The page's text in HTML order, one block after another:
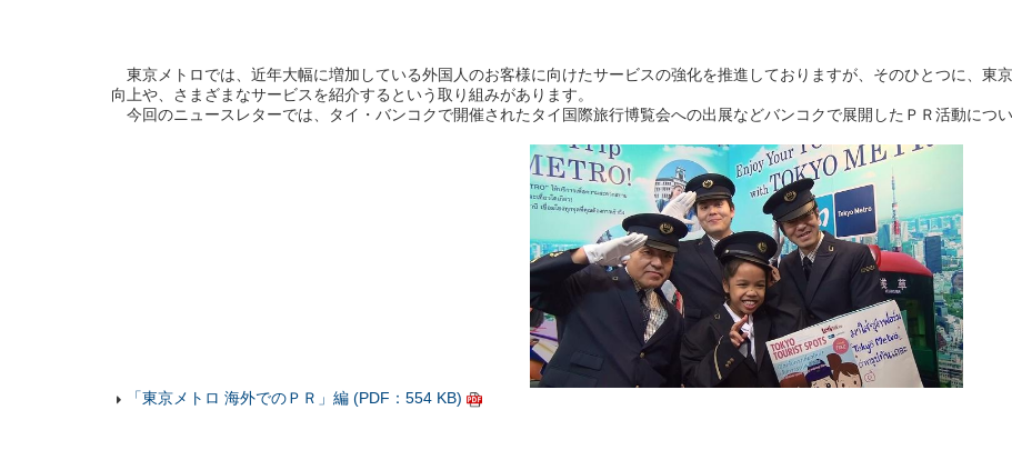
東京メトロでは、近年大幅に増加している外国人のお客様に向けたサービスの強化を推進しておりますが、そのひとつに、東
向上や、さまざまなサービスを紹介するという取り組みがあります。
今回のニュースレターでは、タイ・バンコクで開催されたタイ国際旅行博覧会への出展などバンコクで展開したＰＲ活動につい
「東京メトロ 海外でのＰＲ」編 (PDF：554 KB)